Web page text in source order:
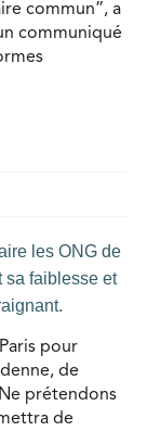
commun”, a
communiqué
les ONG de
sa faiblesse et
pour
de
prétendons
de